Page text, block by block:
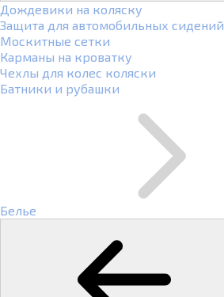
Дождевики на коляску
Защита для автомобильных сидений
Москитные сетки
Карманы на кроватку
Чехлы для колес коляски
Батники и рубашки
Белье